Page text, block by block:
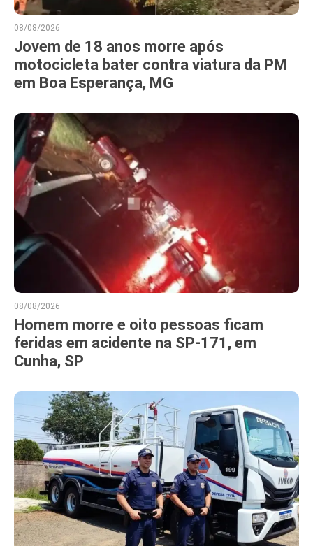
08/08/2026
Jovem de 18 anos morre após
motocicleta bater contra viatura da PM
em Boa Esperança, MG
08/08/2026
Homem morre e oito pessoas ficam
feridas em acidente na SP-171, em
Cunha, SP